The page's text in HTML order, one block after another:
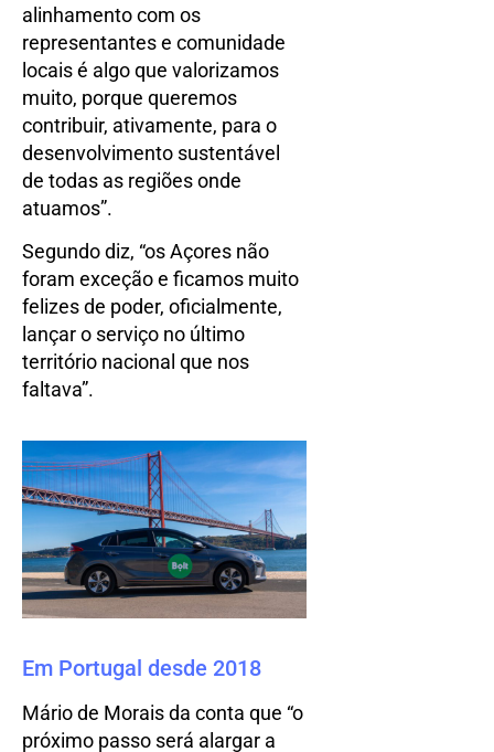
alinhamento com os
representantes e comunidade
locais é algo que valorizamos
muito, porque queremos
contribuir, ativamente, para o
desenvolvimento sustentável
de todas as regiões onde
atuamos”.
Segundo diz, “os Açores não
foram exceção e ficamos muito
felizes de poder, oficialmente,
lançar o serviço no último
território nacional que nos
faltava”.
Em Portugal desde 2018
Mário de Morais da conta que “o
próximo passo será alargar a